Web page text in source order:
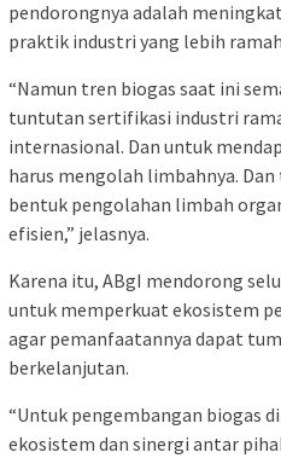
pendorongnya adalah
praktik industri yang lebih
“Namun tren biogas saat ini
tuntutan sertifikasi industri
internasional. Dan untuk
harus mengolah limbahnya.
bentuk pengolahan limbah
efisien,” jelasnya.
Karena itu, ABgI mendorong
untuk memperkuat ekosistem
agar pemanfaatannya dapat
berkelanjutan.
“Untuk pengembangan biogas
ekosistem dan sinergi antar